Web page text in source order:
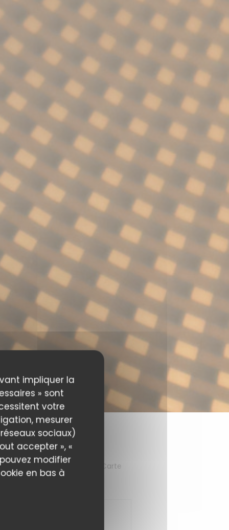
impliquer la
» sont
votre
mesurer
sociaux)
accepter », «
modifier
en bas à
Canard à la presse À la Carte